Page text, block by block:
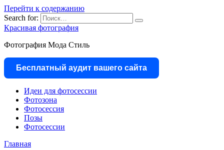
Перейти к содержанию
Search for:
Красивая фотография
Фотография Мода Стиль
Бесплатный аудит вашего сайта
Идеи для фотосессии
Фотозона
Фотосессия
Позы
Фотосессии
Главная